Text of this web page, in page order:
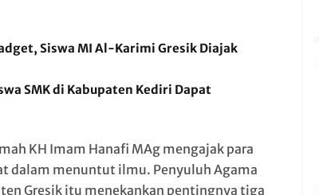
Siswa MI Al-Karimi Gresik Diajak
SMK di Kabupaten Kediri Dapat
KH Imam Hanafi MAg mengajak para
dalam menuntut ilmu. Penyuluh Agama
Gresik itu menekankan pentingnya tiga